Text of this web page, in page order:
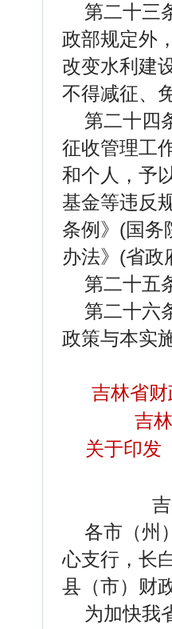
第二十三
政部规定外
改变水利建
不得减征、
第二十四
征收管理工
和个人，予
基金等违反
条例》(国务
办法》(省政
第二十五
第二十六
政策与本实
吉林省
吉
关于印发
各市（州
心支行，长
县（市）财
为加快我